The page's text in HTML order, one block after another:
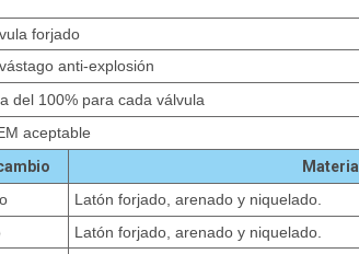
forjado
anti-explosión
del 100% para cada válvula
aceptable
Material
Latón forjado, arenado y niquelado.
Latón forjado, arenado y niquelado.